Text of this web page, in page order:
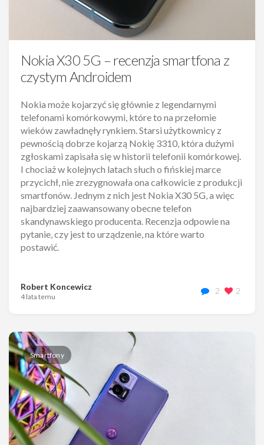
Nokia X30 5G – recenzja smartfona z
czystym Androidem
Nokia może kojarzyć się głównie z legendarnymi
telefonami komórkowymi, które to na przełomie
wieków zawładnęły rynkiem. Starsi użytkownicy z
pewnością dobrze kojarzą Nokię 3310, która dużymi
zgłoskami zapisała się w historii telefonii komórkowej.
I chociaż w kolejnych latach słuch o fińskiej marce
przycichł, nie zrezygnowała ona całkowicie z produkcji
smartfonów. Jednym z nich jest Nokia X30 5G, a więc
najbardziej zaawansowany obecne telefon
skandynawskiego producenta. Recenzja odpowie na
pytanie, czy jest to urządzenie, na które warto
postawić.
Robert Koncewicz
4 lata temu
2 2
Smartfony